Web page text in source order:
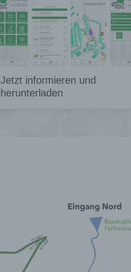
Jetzt informieren und
herunterladen